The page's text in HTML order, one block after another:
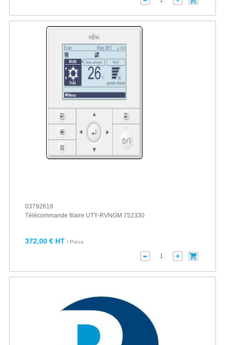
03792618
Télécommande filaire UTY-RVNGM 752330
372,00 € HT / Pièce